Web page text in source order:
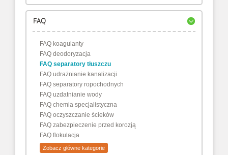
FAQ
FAQ koagulanty
FAQ deodoryzacja
FAQ separatory tłuszczu
FAQ udrażnianie kanalizacji
FAQ separatory ropochodnych
FAQ uzdatnianie wody
FAQ chemia specjalistyczna
FAQ oczyszczanie ścieków
FAQ zabezpieczenie przed korozją
FAQ flokulacja
Zobacz główne kategorie